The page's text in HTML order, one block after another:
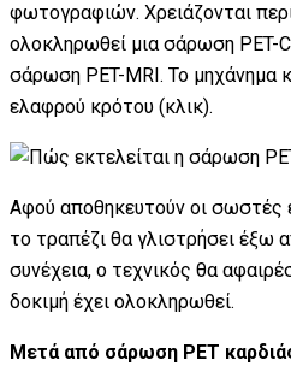
φωτογραφιών. Χρειάζονται
ολοκληρωθεί μια σάρωση PET-
σάρωση PET-MRI. Το μηχάνημα
ελαφρού κρότου (κλικ).
Αφού αποθηκευτούν οι σωστές
το τραπέζι θα γλιστρήσει έξω
συνέχεια, ο τεχνικός θα
δοκιμή έχει ολοκληρωθεί.
Μετά από σάρωση PET